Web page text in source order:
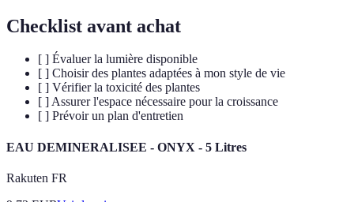
Checklist avant achat
[ ] Évaluer la lumière disponible
[ ] Choisir des plantes adaptées à mon style de vie
[ ] Vérifier la toxicité des plantes
[ ] Assurer l'espace nécessaire pour la croissance
[ ] Prévoir un plan d'entretien
EAU DEMINERALISEE - ONYX - 5 Litres
Rakuten FR